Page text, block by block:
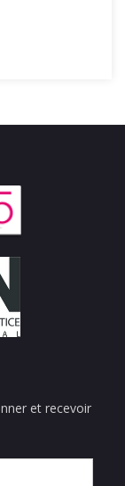
et recevoir